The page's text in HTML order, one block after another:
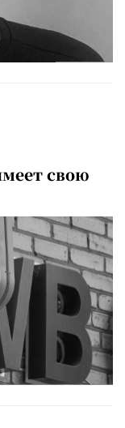
свою